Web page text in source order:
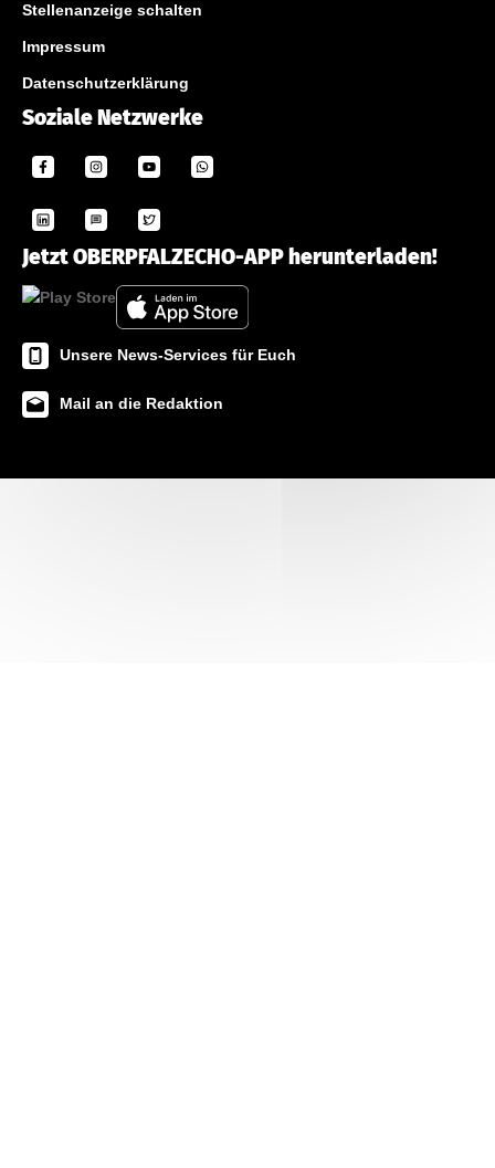
Stellenanzeige schalten
Impressum
Datenschutzerklärung
Soziale Netzwerke
Jetzt OBERPFALZECHO-APP herunterladen!
Unsere News-Services für Euch
Mail an die Redaktion